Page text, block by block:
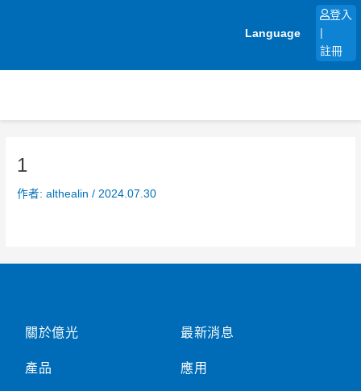
Language
登入
註冊
1
作者:althealin/ 2024.07.30
關於億光
產品
最新消息
應用